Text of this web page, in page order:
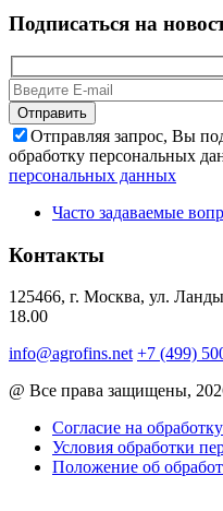
Подписаться на
Отправляя запрос, Вы
обработку персональных
персональных данных
Часто задаваемые
Контакты
125466, г. Москва, ул.
18.00
info@agrofins.net +7 (499)
@ Все права защищены,
Согласие на
Условия обработки
Положение об